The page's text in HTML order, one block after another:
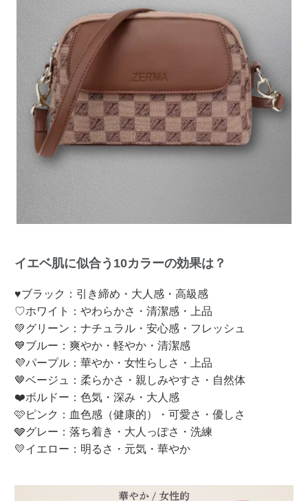
イエベ肌に似合う10カラーの効果は？
♥ブラック：引き締め・大人感・高級感
♡ホワイト：やわらかさ・清潔感・上品
💚グリーン：ナチュラル・安心感・フレッシュ
💙ブルー：爽やか・軽やか・清潔感
💜パープル：華やか・女性らしさ・上品
🤎ベージュ：柔らかさ・親しみやすさ・自然体
❤️ボルドー：色気・深み・大人感
🩷ピンク：血色感（健康的）・可愛さ・優しさ
🩶グレー：落ち着き・大人っぽさ・洗練
💛イエロー：明るさ・元気・華やか